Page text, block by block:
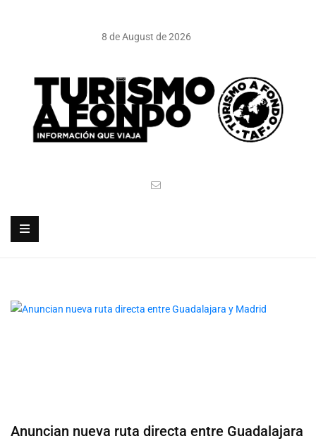
8 de August de 2026
Anuncian nueva ruta directa entre Guadalajara